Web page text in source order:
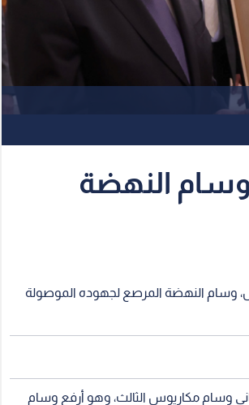
وسام النهضة
وسام النهضة المرصع لجهوده الموصولة
وسام مكاريوس الثالث، وهو أرفع وسام